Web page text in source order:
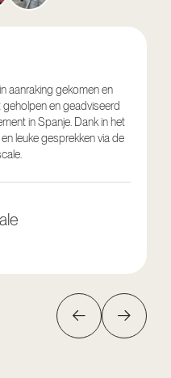
aanraking gekomen en
geholpen en geadviseerd
in Spanje. Dank in het
leuke gesprekken via de